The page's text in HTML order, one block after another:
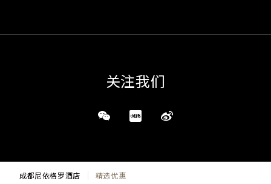
关注我们
成都尼依格罗酒店 精选优惠